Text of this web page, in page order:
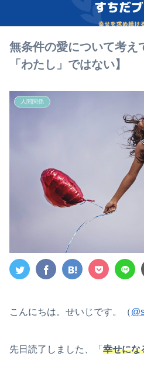
無条件の愛について考え
「わたし」ではない】
人間関係
こんにちは。せいじです。（
先日読了しました、「 幸せにな